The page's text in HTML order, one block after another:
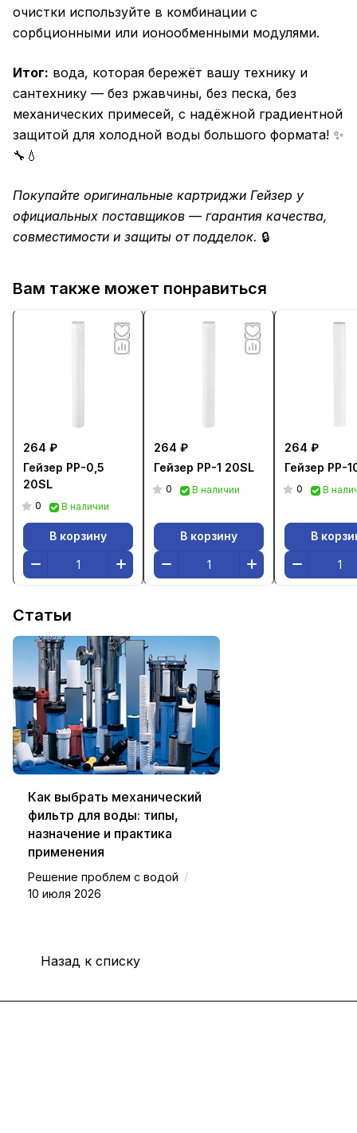
очистки используйте в комбинации с
сорбционными или ионообменными модулями.
Итог: вода, которая бережёт вашу технику и
сантехнику — без ржавчины, без песка, без
механических примесей, с надёжной градиентной
защитой для холодной воды большого формата! ✨
🔧💧
Покупайте оригинальные картриджи Гейзер у
официальных поставщиков — гарантия качества,
совместимости и защиты от подделок. 🔒
Вам также может понравиться
264 ₽
Гейзер PP-0,5
20SL
0 В наличии
В корзину
264 ₽
Гейзер PP-1 20SL
0 В наличии
В корзину
264 ₽
Гейзер PP-
0 В
В
Статьи
Как выбрать механический
фильтр для воды: типы,
назначение и практика
применения
Решение проблем с водой /
10 июля 2026
Назад к списку